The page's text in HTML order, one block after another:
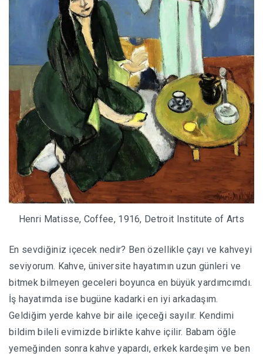
Henri Matisse, Coffee, 1916, Detroit Institute of Arts
En sevdiğiniz içecek nedir? Ben özellikle çayı ve kahveyi
seviyorum. Kahve, üniversite hayatımın uzun günleri ve
bitmek bilmeyen geceleri boyunca en büyük yardımcımdı.
İş hayatımda ise bugüne kadarki en iyi arkadaşım.
Geldiğim yerde kahve bir aile içeceği sayılır. Kendimi
bildim bileli evimizde birlikte kahve içilir. Babam öğle
yemeğinden sonra kahve yapardı, erkek kardeşim ve ben